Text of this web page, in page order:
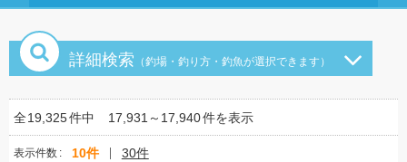
詳細検索 （釣場・釣り方・釣魚が選択できます）
全19,325件中 17,931～17,940件を表示
表示件数 10件 30件